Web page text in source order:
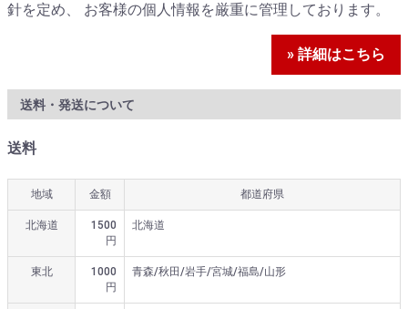
針を定め、 お客様の個人情報を厳重に管理しております。
» 詳細はこちら
送料・発送について
送料
地域 金額 都道府県
北海道
1500
円
北海道
東北
1000
円
青森/秋田/岩手/宮城/福島/山形